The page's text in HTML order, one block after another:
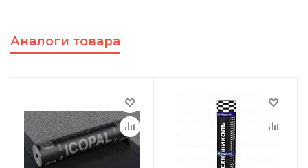
Аналоги товара